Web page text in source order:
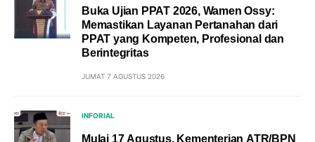
Buka Ujian PPAT 2026, Wamen Ossy:
Memastikan Layanan Pertanahan dari
PPAT yang Kompeten, Profesional dan
Berintegritas
JUMAT 7 AGUSTUS 2026
INFORIAL
Mulai 17 Agustus, Kementerian ATR/BPN